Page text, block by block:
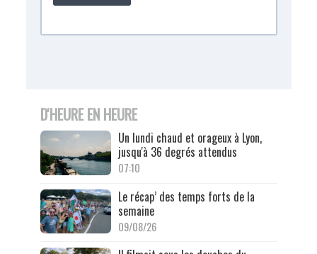
D'HEURE EN HEURE
Un lundi chaud et orageux à Lyon,
jusqu'à 36 degrés attendus
07:10
Le récap’ des temps forts de la
semaine
09/08/26